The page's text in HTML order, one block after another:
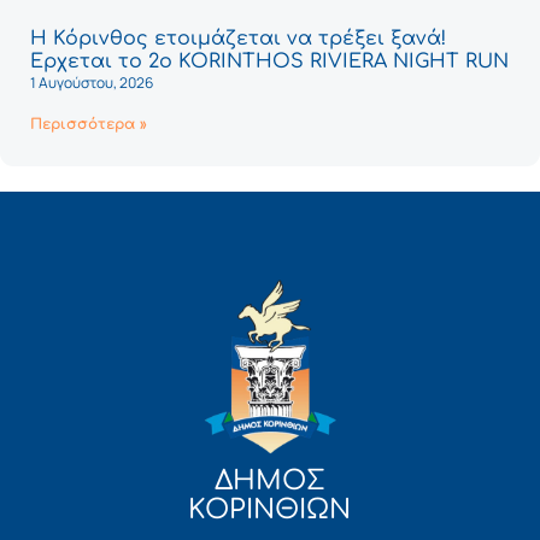
Η Κόρινθος ετοιμάζεται να τρέξει ξανά!
Έρχεται το 2ο KORINTHOS RIVIERA NIGHT RUN
1 Αυγούστου, 2026
Περισσότερα »
ΔΗΜΟΣ
ΚΟΡΙΝΘΙΩΝ